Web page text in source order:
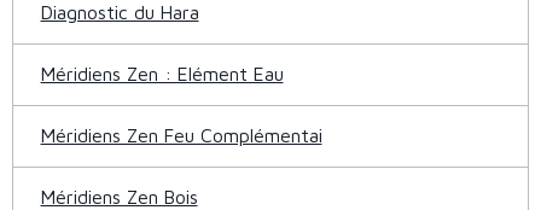
Diagnostic du Hara
Méridiens Zen : Elément Eau
Méridiens Zen Feu Complémentai
Méridiens Zen Bois